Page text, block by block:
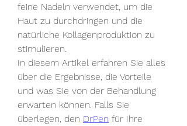
feine Nadeln verwendet, um die
Haut zu durchdringen und die
natürliche Kollagenproduktion zu
stimulieren.
In diesem Artikel erfahren Sie alles
über die Ergebnisse, die Vorteile
und was Sie von der Behandlung
erwarten können. Falls Sie
überlegen, den DrPen für Ihre